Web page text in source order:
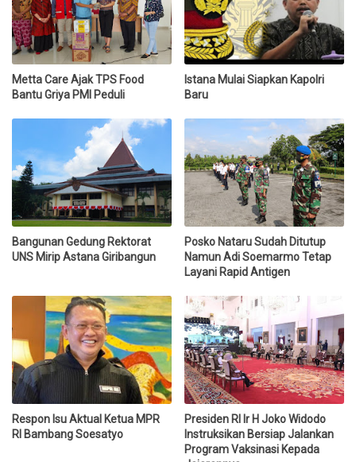
Metta Care Ajak TPS Food
Bantu Griya PMI Peduli
Istana Mulai Siapkan Kapolri
Baru
Bangunan Gedung Rektorat
UNS Mirip Astana Giribangun
Posko Nataru Sudah Ditutup
Namun Adi Soemarmo Tetap
Layani Rapid Antigen
Respon Isu Aktual Ketua MPR
RI Bambang Soesatyo
Presiden RI Ir H Joko Widodo
Instruksikan Bersiap Jalankan
Program Vaksinasi Kepada